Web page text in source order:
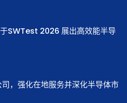
SWTest 2026 展出高效能半导
，强化在地服务并深化半导体市